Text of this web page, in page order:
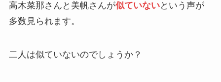
高木菜那さんと美帆さんが似ていないという声が
多数見られます。
二人は似ていないのでしょうか？